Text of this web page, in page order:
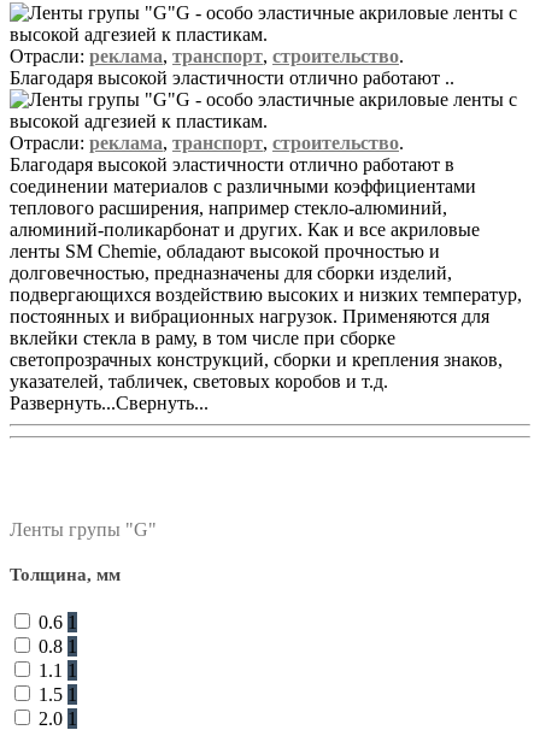
G - особо эластичные акриловые ленты с
высокой адгезией к пластикам.
Отрасли: реклама, транспорт, строительство.
Благодаря высокой эластичности отлично работают ..
G - особо эластичные акриловые ленты с
высокой адгезией к пластикам.
Отрасли: реклама, транспорт, строительство.
Благодаря высокой эластичности отлично работают в
соединении материалов с различными коэффициентами
теплового расширения, например стекло-алюминий,
алюминий-поликарбонат и других. Как и все акриловые
ленты SM Chemie, обладают высокой прочностью и
долговечностью, предназначены для сборки изделий,
подвергающихся воздействию высоких и низких температур,
постоянных и вибрационных нагрузок. Применяются для
вклейки стекла в раму, в том числе при сборке
светопрозрачных конструкций, сборки и крепления знаков,
указателей, табличек, световых коробов и т.д.
Развернуть...Свернуть...
Ленты групы "G"
Толщина, мм
0.6 1
0.8 1
1.1 1
1.5 1
2.0 1